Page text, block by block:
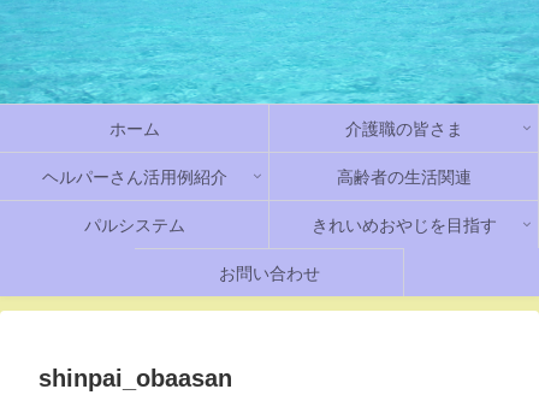
ホーム 介護職の皆さま
ヘルパーさん活用例紹介 高齢者の生活関連
パルシステム きれいめおやじを目指す
お問い合わせ
shinpai_obaasan